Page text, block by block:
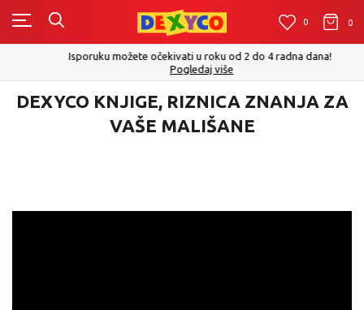
0 0 0
Isporuku možete očekivati u roku od 2 do 4 radna dana!
Pogledaj više
DEXYCO KNJIGE, RIZNICA ZNANJA ZA
VAŠE MALIŠANE